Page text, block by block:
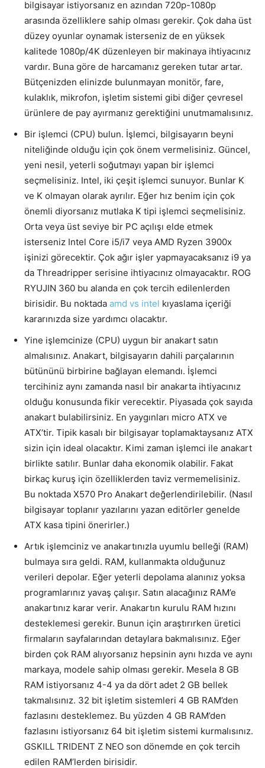
bilgisayar istiyorsanız en azından 720p-1080p
arasında özelliklere sahip olması gerekir. Çok daha üst
düzey oyunlar oynamak isterseniz de en yüksek
kalitede 1080p/4K düzenleyen bir makinaya ihtiyacınız
vardır. Buna göre de harcamanız gereken tutar artar.
Bütçenizden elinizde bulunmayan monitör, fare,
kulaklık, mikrofon, işletim sistemi gibi diğer çevresel
ürünlere de pay ayırmanız gerektiğini unutmamalısınız.
Bir işlemci (CPU) bulun. İşlemci, bilgisayarın beyni
niteliğinde olduğu için çok önem vermelisiniz. Güncel,
yeni nesil, yeterli soğutmayı yapan bir işlemci
seçmelisiniz. Intel, iki çeşit işlemci sunuyor. Bunlar K
ve K olmayan olarak ayrılır. Eğer hız benim için çok
önemli diyorsanız mutlaka K tipi işlemci seçmelisiniz.
Orta veya üst seviye bir PC açılışı elde etmek
isterseniz Intel Core i5/i7 veya AMD Ryzen 3900x
işinizi görecektir. Çok ağır işler yapmayacaksanız i9 ya
da Threadripper serisine ihtiyacınız olmayacaktır. ROG
RYUJIN 360 bu alanda en çok tercih edilenlerden
birisidir. Bu noktada amd vs intel kıyaslama içeriği
kararınızda size yardımcı olacaktır.
Yine işlemcinize (CPU) uygun bir anakart satın
almalısınız. Anakart, bilgisayarın dahili parçalarının
bütününü birbirine bağlayan elemandı. İşlemci
tercihiniz aynı zamanda nasıl bir anakarta ihtiyacınız
olduğu konusunda fikir verecektir. Piyasada çok sayıda
anakart bulabilirsiniz. En yaygınları micro ATX ve
ATX’tir. Tipik kasalı bir bilgisayar toplamaktaysanız ATX
sizin için ideal olacaktır. Kimi zaman işlemci ile anakart
birlikte satılır. Bunlar daha ekonomik olabilir. Fakat
birkaç kuruş için özelliklerden taviz vermemelisiniz.
Bu noktada X570 Pro Anakart değerlendirilebilir. (Nasıl
bilgisayar toplanır yazılarını yazan editörler genelde
ATX kasa tipini önerirler.)
Artık işlemciniz ve anakartınızla uyumlu belleği (RAM)
bulmaya sıra geldi. RAM, kullanmakta olduğunuz
verileri depolar. Eğer yeterli depolama alanınız yoksa
programlarınız yavaş çalışır. Satın alacağınız RAM’e
anakartınız karar verir. Anakartın kurulu RAM hızını
desteklemesi gerekir. Bunun için araştırırken üretici
firmaların sayfalarından detaylara bakmalısınız. Eğer
birden çok RAM alıyorsanız hepsinin aynı hızda ve aynı
markaya, modele sahip olması gerekir. Mesela 8 GB
RAM istiyorsanız 4-4 ya da dört adet 2 GB bellek
takmalısınız. 32 bit işletim sistemleri 4 GB RAM’den
fazlasını desteklemez. Bu yüzden 4 GB RAM’den
fazlasını istiyorsanız 64 bit işletim sistemi kurmalısınız.
GSKILL TRIDENT Z NEO son dönemde en çok tercih
edilen RAM’lerden birisidir.